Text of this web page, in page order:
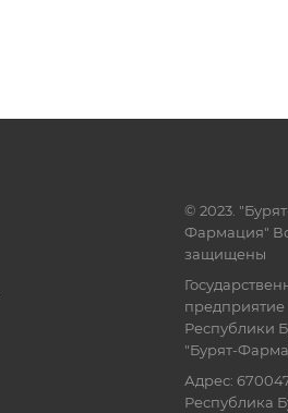
© 2023.
Фармация"
защищены
предприятие
Республики
"Бурят-
Адрес:
Республика